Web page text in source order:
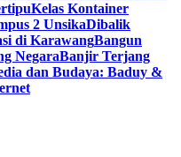
Kelas Kontainer
2 UnsikaDibalik
di KarawangBangun
NegaraBanjir Terjang
dan Budaya: Baduy &